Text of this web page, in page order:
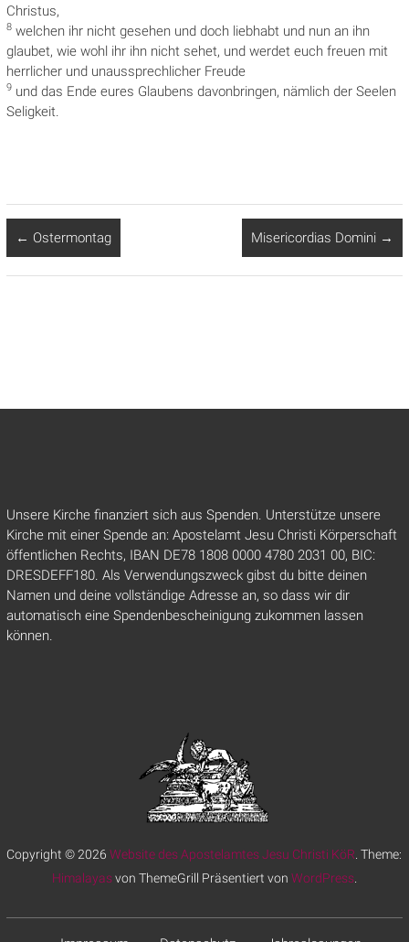
Christus,
8 welchen ihr nicht gesehen und doch liebhabt und nun an ihn
glaubet, wie wohl ihr ihn nicht sehet, und werdet euch freuen mit
herrlicher und unaussprechlicher Freude
9 und das Ende eures Glaubens davonbringen, nämlich der Seelen
Seligkeit.
← Ostermontag Misericordias Domini →
Unsere Kirche finanziert sich aus Spenden. Unterstütze unsere
Kirche mit einer Spende an: Apostelamt Jesu Christi Körperschaft
öffentlichen Rechts, IBAN DE78 1808 0000 4780 2031 00, BIC:
DRESDEFF180. Als Verwendungszweck gibst du bitte deinen
Namen und deine vollständige Adresse an, so dass wir dir
automatisch eine Spendenbescheinigung zukommen lassen
können.
Copyright © 2026Website des Apostelamtes Jesu Christi KöR . Theme:
Himalayasvon ThemeGrill Präsentiert von WordPress.